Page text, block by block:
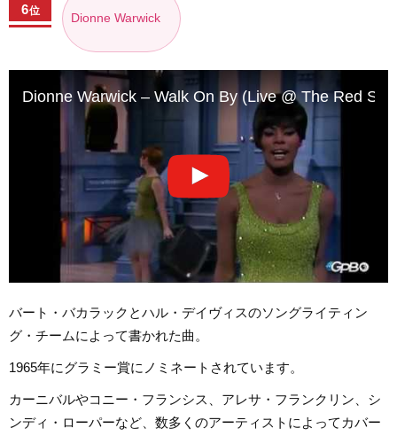
Dionne Warwick
6位
Dionne Warwick – Walk On By (Live @ The Red
バート・バカラックとハル・デイヴィスのソングライティン
グ・チームによって書かれた曲。
1965年にグラミー賞にノミネートされています。
カーニバルやコニー・フランシス、アレサ・フランクリン、シ
ンディ・ローパーなど、数多くのアーティストによってカバー